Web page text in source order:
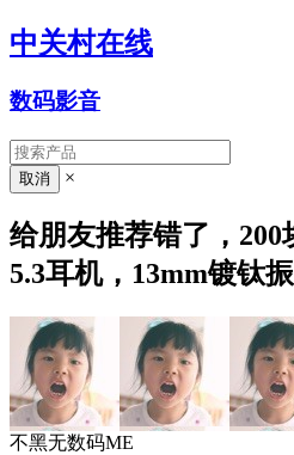
中关村在线
数码影音
×
给朋友推荐错了，
5.3耳机，13mm镀钛
不黑无数码ME